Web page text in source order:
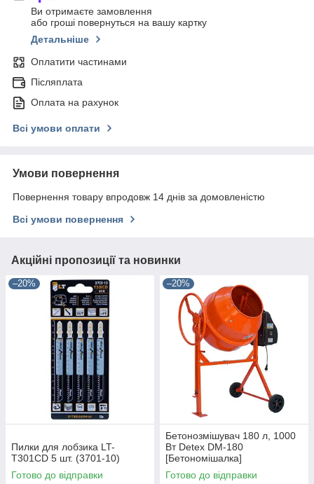
Ви отримаєте замовлення
або гроші повернуться на вашу картку
Детальніше
Оплатити частинами
Післяплата
Оплата на рахунок
Всі умови оплати
Умови повернення
Повернення товару впродовж 14 днів за домовленістю
Всі умови повернення
Акційні пропозиції та новинки
–20%
Пилки для лобзика LT-
T301CD 5 шт. (3701-10)
Готово до відправки
–20%
Бетонозмішувач 180 л, 1000
Вт Detex DM-180
[Бетономішалка]
Готово до відправки